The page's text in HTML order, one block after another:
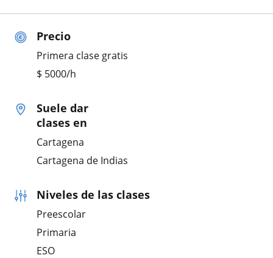
Precio
Primera clase gratis
$ 5000/h
Suele dar
clases en
Cartagena
Cartagena de Indias
Niveles de las clases
Preescolar
Primaria
ESO